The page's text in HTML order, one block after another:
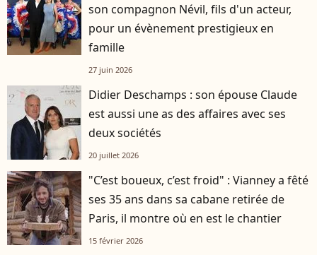
son compagnon Névil, fils d'un acteur,
pour un évènement prestigieux en
famille
27 juin 2026
Didier Deschamps : son épouse Claude
est aussi une as des affaires avec ses
deux sociétés
20 juillet 2026
"C’est boueux, c’est froid" : Vianney a fêté
ses 35 ans dans sa cabane retirée de
Paris, il montre où en est le chantier
15 février 2026